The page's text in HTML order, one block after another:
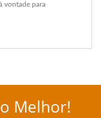
vontade para
Melhor!